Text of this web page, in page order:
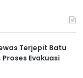
Terjepit Batu
Evakuasi